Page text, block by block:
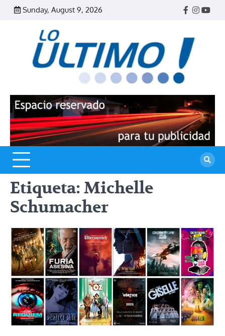
Skip
Sunday, August 9, 2026
Facebook
Etiqueta: Michelle
Schumacher